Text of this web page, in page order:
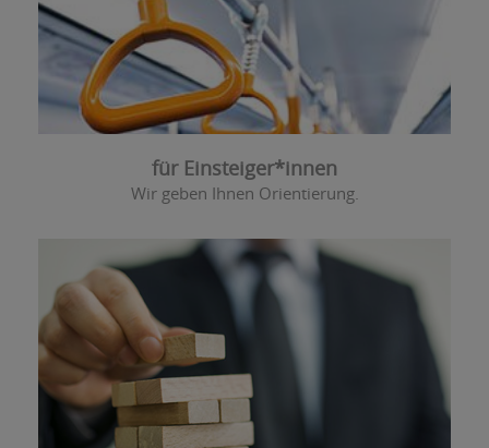
für Einsteiger*innen
Wir geben Ihnen Orientierung.